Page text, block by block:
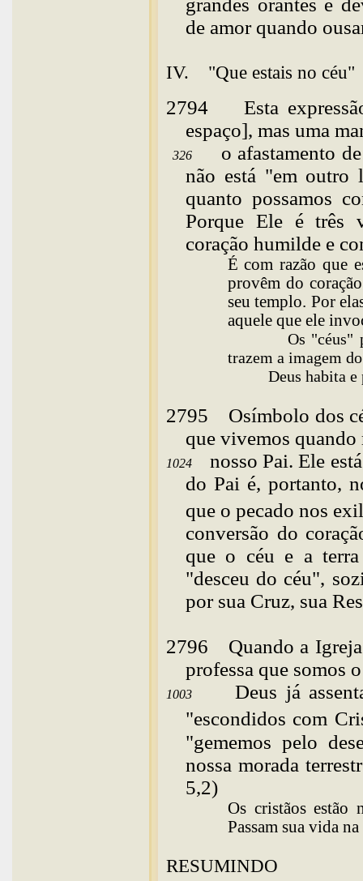
grandes orantes e
de amor quando
IV. "Que estais no céu"
2794 Esta
espaço], mas uma
326 o afastamento
não está "em outro
quanto possamos
Porque Ele é três
coração humilde e
É com razão que
provêm do
seu templo. Por
aquele que ele
Os "céus"
trazem a imagem
Deus habita e
2795 Osímbolo dos
que vivemos quando
1024 nosso Pai. Ele
do Pai é, portanto,
que o pecado nos
conversão do
que o céu e a
"desceu do céu",
por sua Cruz, sua
2796 Quando a
professa que somos
1003 Deus já
"escondidos com
"gememos pelo
nossa morada
5,2)
Os cristãos estão
Passam sua vida
RESUMINDO